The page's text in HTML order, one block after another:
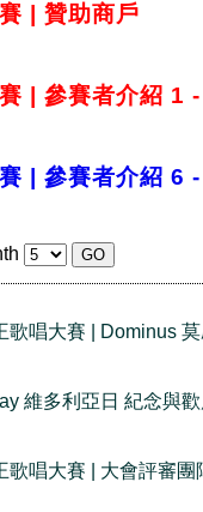
| 贊助商戶
| 參賽者介紹 1
| 參賽者介紹 6
歌唱大賽 | Dominus
維多利亞日 紀念與
歌唱大賽 | 大會評審團